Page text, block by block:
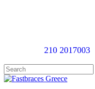
210 2017003
Close